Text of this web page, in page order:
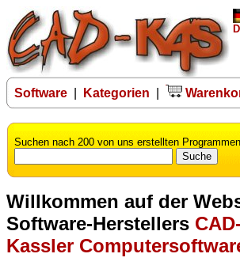
Software Kategorien
Suchen nach 200 von uns erstellten
Willkommen auf der
Software-Herstellers
Kassler